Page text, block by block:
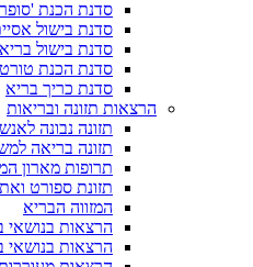
סדנת הכנת
סדנת בישול
סדנת בישול
סדנת הכנת
סדנת כריך בריא
הרצאות תזונה ובריאות
תזונה נבונה
תזונה בריאה
תרופות מארון
תזונת ספורט
המזווה הבריא
הרצאות בנושאי
הרצאות בנושאי